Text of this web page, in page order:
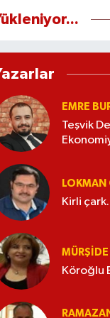
EMRE
Teşvik
LOKMAN
Kirli
Köroğlu